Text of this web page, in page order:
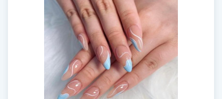
Fransförlängning Volym
Fransrengöring